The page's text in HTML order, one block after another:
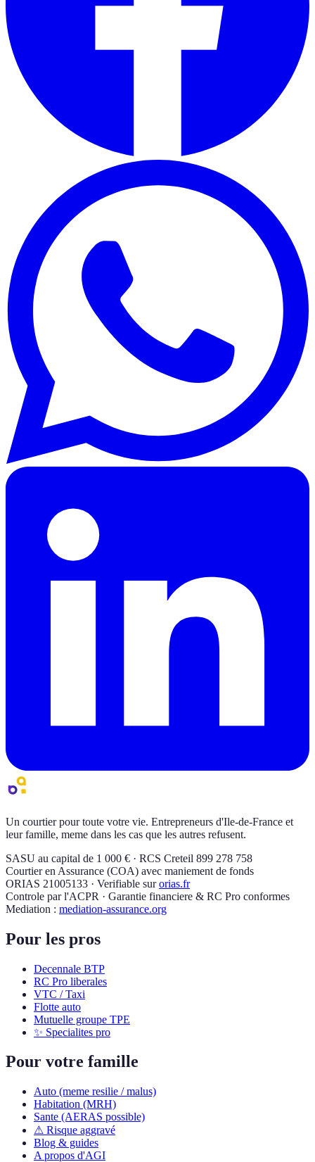
Un courtier pour toute votre vie. Entrepreneurs d'Ile-de-France et
leur famille, meme dans les cas que les autres refusent.
SASU au capital de 1 000 € · RCS Creteil 899 278 758
Courtier en Assurance (COA) avec maniement de fonds
ORIAS 21005133 · Verifiable sur orias.fr
Controle par l'ACPR · Garantie financiere & RC Pro conformes
Mediation : mediation-assurance.org
Pour les pros
Decennale BTP
RC Pro liberales
VTC / Taxi
Flotte auto
Mutuelle groupe TPE
✨ Specialites pro
Pour votre famille
Auto (meme resilie / malus)
Habitation (MRH)
Sante (AERAS possible)
⚠ Risque aggravé
Blog & guides
A propos d'AGI